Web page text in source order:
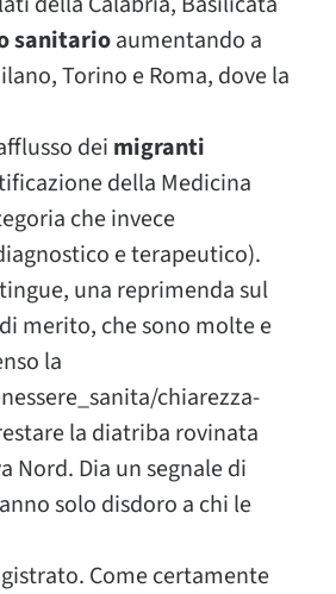
sanitarioaumentando a
Torino e Roma, dove la
dei migranti
della Medicina
che invece
e terapeutico).
una reprimenda sul
merito, che sono molte e
la
chiarezza-
la diatriba rovinata
Nord. Dia un segnale di
solo disdoro a chi le
Come certamente